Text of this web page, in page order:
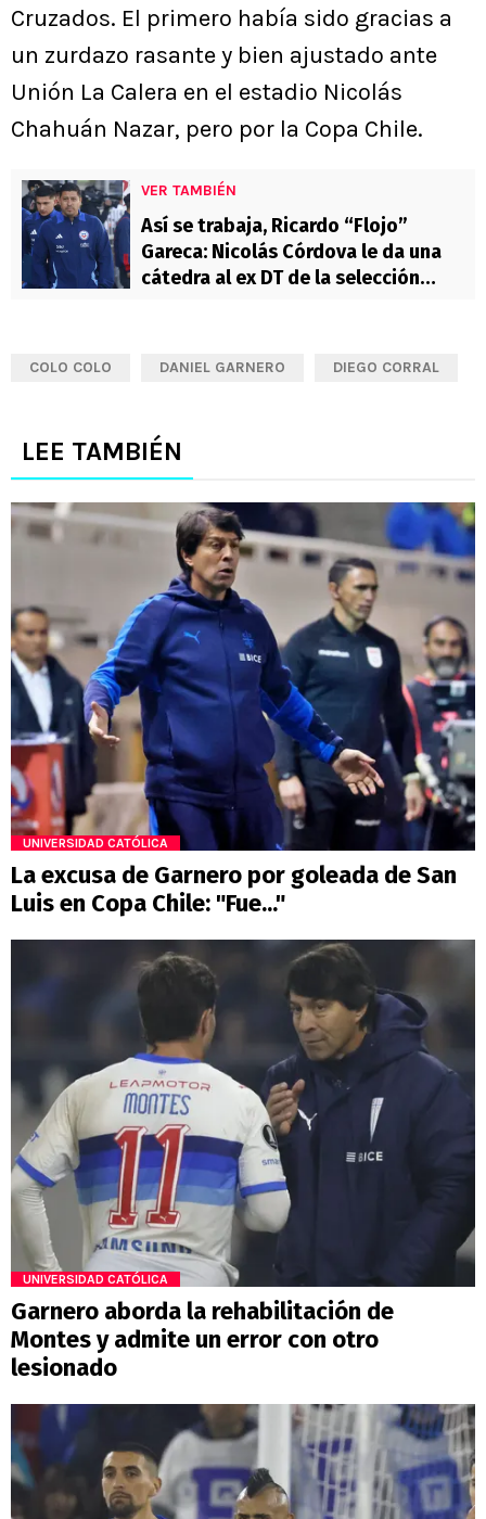
Cruzados. El primero había sido gracias a
un zurdazo rasante y bien ajustado ante
Unión La Calera en el estadio Nicolás
Chahuán Nazar, pero por la Copa Chile.
VER TAMBIÉN
Así se trabaja, Ricardo “Flojo”
Gareca: Nicolás Córdova le da una
cátedra al ex DT de la selección
COLO COLO DANIEL GARNERO DIEGO CORRAL
LEE TAMBIÉN
UNIVERSIDAD CATÓLICA
La excusa de Garnero por goleada de San
Luis en Copa Chile: "Fue..."
UNIVERSIDAD CATÓLICA
Garnero aborda la rehabilitación de
Montes y admite un error con otro
lesionado